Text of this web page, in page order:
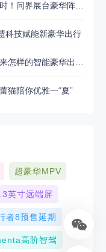
2025粤港澳大湾区车展倒计时！问界展台豪华阵容抢先揭秘
科技赋能新豪华出行
猫陪你优雅一“夏”
超豪华MPV
英寸远端屏
者8预售延期
高阶智驾